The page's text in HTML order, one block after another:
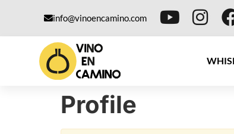
info@vinoencamino.com
Profile